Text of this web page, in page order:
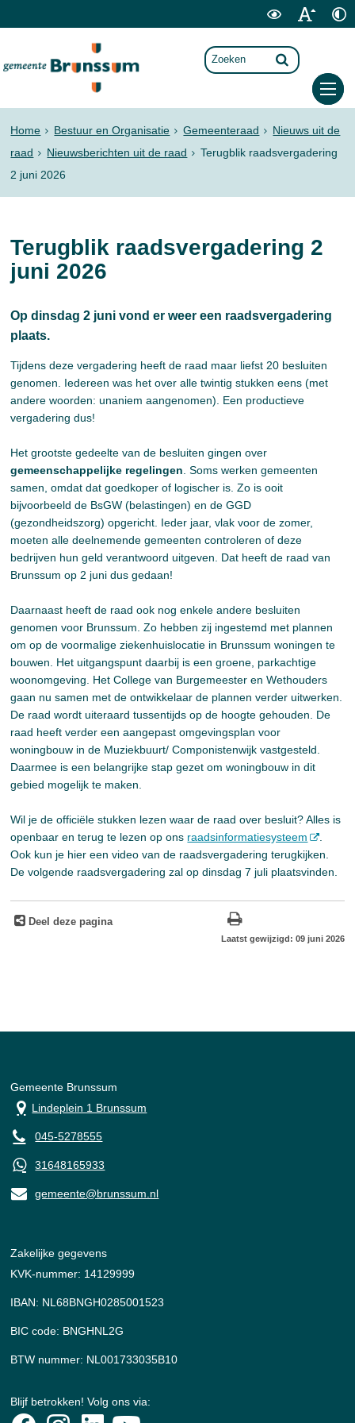
Home Bestuur en Organisatie Gemeenteraad
Nieuws uit de
raad
Nieuwsberichten uit de raad
Terugblik raadsvergadering
2 juni 2026
Terugblik raadsvergadering 2
juni 2026
Op dinsdag 2 juni vond er weer een raadsvergadering
plaats.
Tijdens deze vergadering heeft de raad maar liefst 20 besluiten
genomen. Iedereen was het over alle twintig stukken eens (met
andere woorden: unaniem aangenomen). Een productieve
vergadering dus!
Het grootste gedeelte van de besluiten gingen over
gemeenschappelijke regelingen . Soms werken gemeenten
samen, omdat dat goedkoper of logischer is. Zo is ooit
bijvoorbeeld de BsGW (belastingen) en de GGD
(gezondheidszorg) opgericht. Ieder jaar, vlak voor de zomer,
moeten alle deelnemende gemeenten controleren of deze
bedrijven hun geld verantwoord uitgeven. Dat heeft de raad van
Brunssum op 2 juni dus gedaan!
Daarnaast heeft de raad ook nog enkele andere besluiten
genomen voor Brunssum. Zo hebben zij ingestemd met plannen
om op de voormalige ziekenhuislocatie in Brunssum woningen te
bouwen. Het uitgangspunt daarbij is een groene, parkachtige
woonomgeving. Het College van Burgemeester en Wethouders
gaan nu samen met de ontwikkelaar de plannen verder uitwerken.
De raad wordt uiteraard tussentijds op de hoogte gehouden. De
raad heeft verder een aangepast omgevingsplan voor
woningbouw in de Muziekbuurt/ Componistenwijk vastgesteld.
Daarmee is een belangrijke stap gezet om woningbouw in dit
gebied mogelijk te maken.
Wil je de officiële stukken lezen waar de raad over besluit? Alles is
openbaar en terug te lezen op ons raadsinformatiesysteem
Ook kun je hier een video van de raadsvergadering terugkijken.
De volgende raadsvergadering zal op dinsdag 7 juli plaatsvinden.
Deel deze pagina
Laatst gewijzigd: 09 juni 2026
Gemeente Brunssum
Lindeplein 1 Brunssum
045-5278555
31648165933
gemeente@brunssum.nl
Zakelijke gegevens
KVK-nummer: 14129999
IBAN: NL68BNGH0285001523
BIC code: BNGHNL2G
BTW nummer: NL001733035B10
Blijf betrokken! Volg ons via: